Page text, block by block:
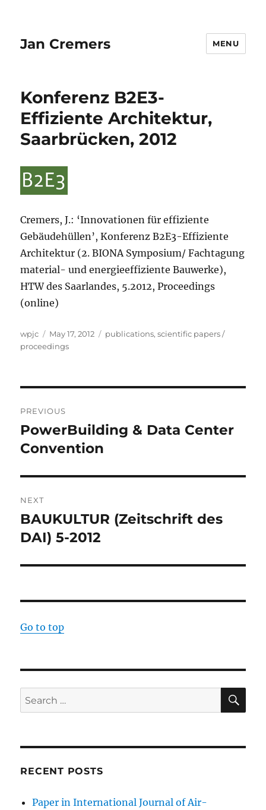
Jan Cremers MENU
Konferenz B2E3-
Effiziente Architektur,
Saarbrücken, 2012
Cremers, J.: ‘Innovationen für effiziente
Gebäudehüllen’, Konferenz B2E3-Effiziente
Architektur (2. BIONA Symposium/ Fachtagung
material- und energieeffiziente Bauwerke),
HTW des Saarlandes, 5.2012, Proceedings
(online)
Author
wpjc
Posted
on
May 17, 2012 Categories
publications,scientific papers /
proceedings
navigation
PREVIOUS
Previous
post:
PowerBuilding & Data Center
Convention
NEXT
Next
post:
BAUKULTUR (Zeitschrift des
DAI) 5-2012
Go to top
Search
for:
RECENT POSTS
Paper in International Journal of Air-